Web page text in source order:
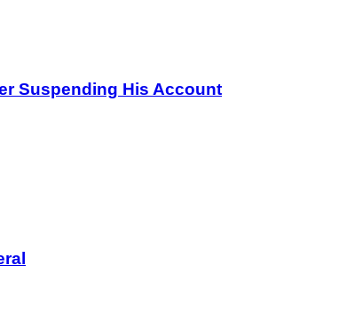
Suspending His Account